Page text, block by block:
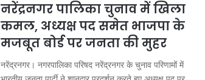
नरेंद्रनगर पालिका चुनाव में खिला
कमल, अध्यक्ष पद समेत भाजपा के
मजबूत बोर्ड पर जनता की मुहर
नरेंद्रनगर। नगरपालिका परिषद नरेंद्रनगर के चुनाव परिणामों में